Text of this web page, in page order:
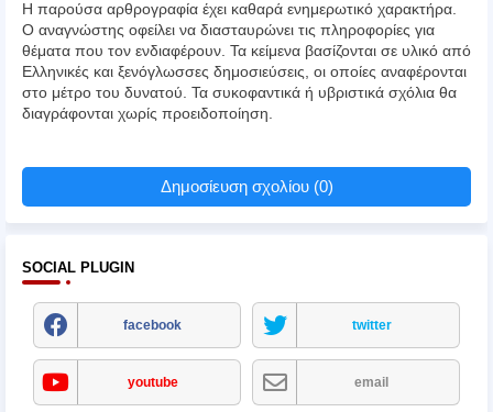
Η παρούσα αρθρογραφία έχει καθαρά ενημερωτικό χαρακτήρα.
Ο αναγνώστης οφείλει να διασταυρώνει τις πληροφορίες για
θέματα που τον ενδιαφέρουν. Τα κείμενα βασίζονται σε υλικό από
Ελληνικές και ξενόγλωσσες δημοσιεύσεις, οι οποίες αναφέρονται
στο μέτρο του δυνατού. Τα συκοφαντικά ή υβριστικά σχόλια θα
διαγράφονται χωρίς προειδοποίηση.
Δημοσίευση σχολίου (0)
SOCIAL PLUGIN
facebook twitter
youtube email